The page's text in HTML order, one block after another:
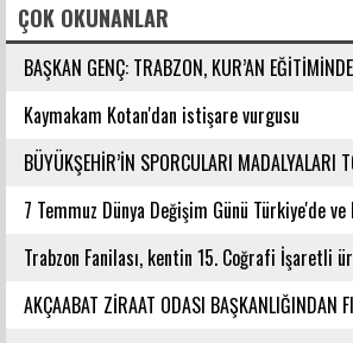
ÇOK OKUNANLAR
BAŞKAN GENÇ: TRABZON, KUR’AN
GELEN ŞEHİRLERİNDENDİR
Kaymakam Kotan'dan istişare vurgusu
BÜYÜKŞEHİR’İN SPORCULARI MADALYALARI
7 Temmuz Dünya Değişim Günü Türkiye'de
Trabzon Fanilası, kentin 15. Coğrafi İşaretli
AKÇAABAT ZİRAAT ODASI BAŞKANLIĞINDAN